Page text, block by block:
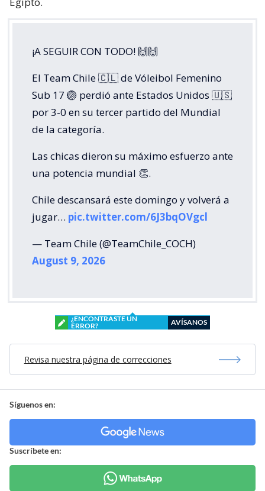
¡A SEGUIR CON TODO! 🙌🙌
El Team Chile 🇨🇱 de Vóleibol Femenino
Sub 17 🏐 perdió ante Estados Unidos 🇺🇸
por 3-0 en su tercer partido del Mundial
de la categoría.
Las chicas dieron su máximo esfuerzo ante
una potencia mundial 👏.
Chile descansará este domingo y volverá a
jugar… pic.twitter.com/6J3bqOVgcl
— Team Chile (@TeamChile_COCH)
August 9, 2026
¿ENCONTRASTE UN
ERROR?
AVÍSANOS
Revisa nuestra página de correcciones
Síguenos en:
Suscríbete en: